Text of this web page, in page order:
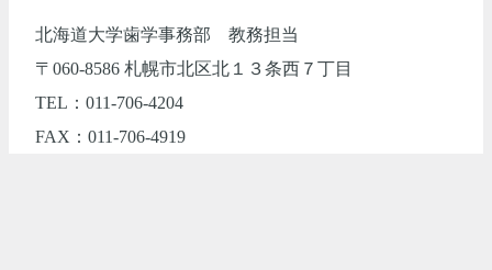
北海道大学歯学事務部 教務担当
〒060-8586 札幌市北区北１３条西７丁目
TEL：011-706-4204
FAX：011-706-4919